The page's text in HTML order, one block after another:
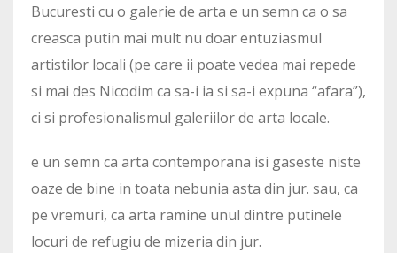
Bucuresti cu o galerie de arta e un semn ca o sa
creasca putin mai mult nu doar entuziasmul
artistilor locali (pe care ii poate vedea mai repede
si mai des Nicodim ca sa-i ia si sa-i expuna “afara”),
ci si profesionalismul galeriilor de arta locale.
e un semn ca arta contemporana isi gaseste niste
oaze de bine in toata nebunia asta din jur. sau, ca
pe vremuri, ca arta ramine unul dintre putinele
locuri de refugiu de mizeria din jur.